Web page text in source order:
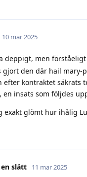
10 mar 2025
deppigt, men
gjort den där hail mary-
efter kontraktet säkrats
en insats som följdes
exakt glömt hur ihålig
slätt 11 mar 2025